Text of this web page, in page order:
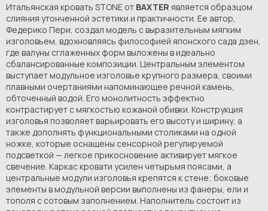
Итальянская кровать STONE от BAXTER является образцом
слияния утонченной эстетики и практичности. Ее автор,
Федерико Пери, создал модель с выразительным мягким
изголовьем, вдохновляясь философией японского сада дзен,
где валуны сглаженных форм выложены в идеально
сбалансированные композиции. Центральным элементом
выступает модульное изголовье крупного размера, своими
плавными очертаниями напоминающее речной камень,
обточенный водой. Его монолитность эффектно
контрастирует с мягкостью кожаной обивки. Конструкция
изголовья позволяет варьировать его высоту и ширину, а
также дополнять функциональными столиками на одной
ножке, которые оснащены сенсорной регулируемой
подсветкой — легкое прикосновение активирует мягкое
свечение. Каркас кровати усилен четырьмя поясами, а
центральные модули изголовья крепятся к стене; боковые
элементы в модульной версии выполнены из фанеры, ели и
тополя с сотовым заполнением. Наполнитель состоит из